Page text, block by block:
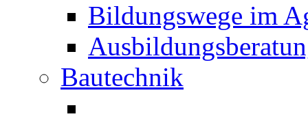
Bildungswege im
Bautechnik